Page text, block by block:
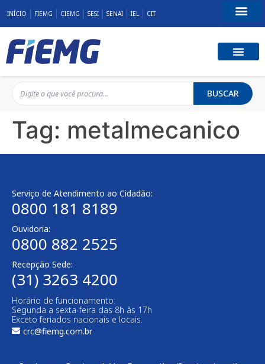
INÍCIO FIEMG CIEMG SESI SENAI IEL CIT
BUSCAR
Tag: metalmecanico
Serviço de Atendimento ao Cidadão:
0800 181 8189
Ouvidoria:
0800 882 2525
Recepção Sede:
(31) 3263 4200
Horário de funcionamento:
Segunda a sexta-feira das 8h às 17h
Exceto feriados nacionais e locais.
crc@fiemg.com.br